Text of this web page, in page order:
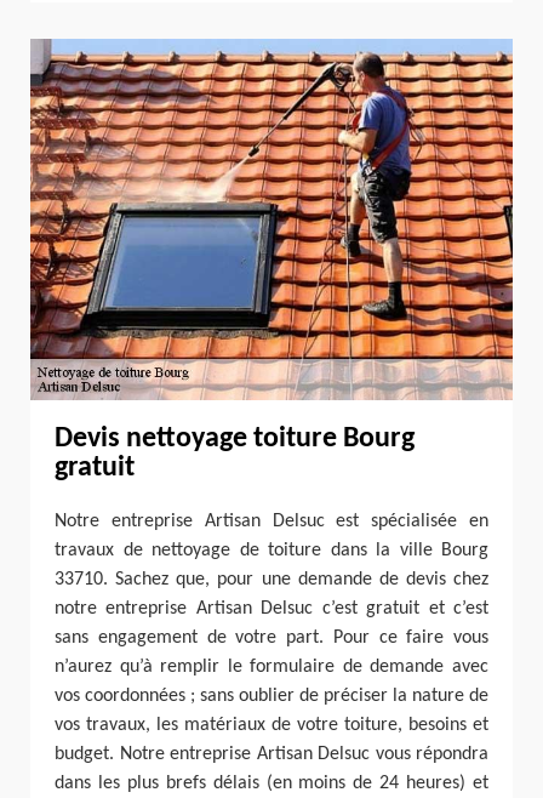
Devis nettoyage toiture Bourg
gratuit
Notre entreprise Artisan Delsuc est spécialisée en
travaux de nettoyage de toiture dans la ville Bourg
33710. Sachez que, pour une demande de devis chez
notre entreprise Artisan Delsuc c’est gratuit et c’est
sans engagement de votre part. Pour ce faire vous
n’aurez qu’à remplir le formulaire de demande avec
vos coordonnées ; sans oublier de préciser la nature de
vos travaux, les matériaux de votre toiture, besoins et
budget. Notre entreprise Artisan Delsuc vous répondra
dans les plus brefs délais (en moins de 24 heures) et